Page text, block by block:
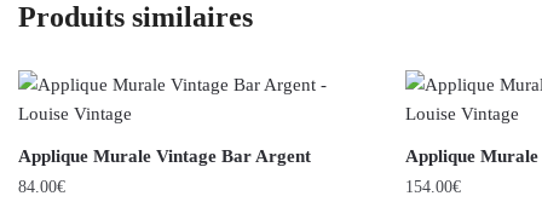
Produits similaires
Applique Murale Vintage Bar Argent
84.00€
Applique
154.00€